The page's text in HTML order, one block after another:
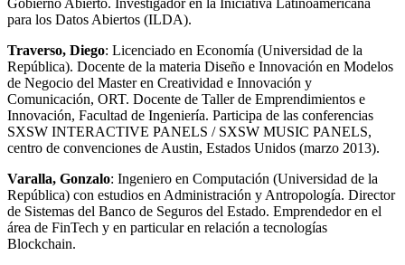
para los Datos Abiertos (ILDA).
Traverso, Diego: Licenciado en Economía (Universidad de la
República). Docente de la materia Diseño e Innovación en Modelos
de Negocio del Master en Creatividad e Innovación y
Comunicación, ORT. Docente de Taller de Emprendimientos e
Innovación, Facultad de Ingeniería. Participa de las conferencias
SXSW INTERACTIVE PANELS / SXSW MUSIC PANELS,
centro de convenciones de Austin, Estados Unidos (marzo 2013).
Varalla, Gonzalo: Ingeniero en Computación (Universidad de la
República) con estudios en Administración y Antropología. Director
de Sistemas del Banco de Seguros del Estado. Emprendedor en el
área de FinTech y en particular en relación a tecnologías
Blockchain.